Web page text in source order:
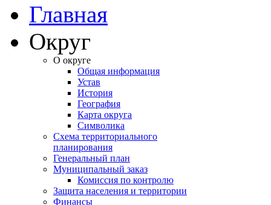
Главная
Округ
О округе
Общая информация
Устав
История
География
Карта округа
Символика
Схема территориального
планирования
Генеральный план
Муниципальный заказ
Комиссия по контролю
Защита населения и территории
Финансы